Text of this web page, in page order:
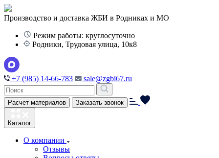
Производство и доставка ЖБИ в Родниках и МО
Режим работы: круглосуточно
Родники, Трудовая улица, 10к8
+7 (985) 14-66-783 sale@zgbi67.ru
Расчет материалов Заказать звонок
Каталог
О компании
Отзывы